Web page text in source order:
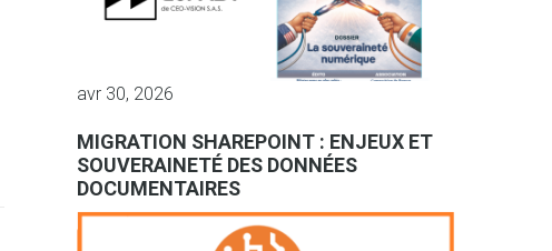
avr 30, 2026
MIGRATION SHAREPOINT : ENJEUX ET
SOUVERAINETÉ DES DONNÉES
DOCUMENTAIRES